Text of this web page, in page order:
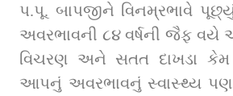
પ.પૂ. બાપજીને વિનમ્રભાવે
અવરભાવની ૮૪ વર્ષની જૈફ
વિચરણ અને સતત દાખડા કેમ
આપનું અવરભાવનું સ્વાસ્થ્ય પણ